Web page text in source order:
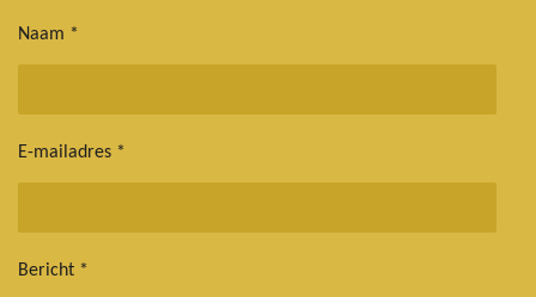
Naam *
E-mailadres *
Bericht *